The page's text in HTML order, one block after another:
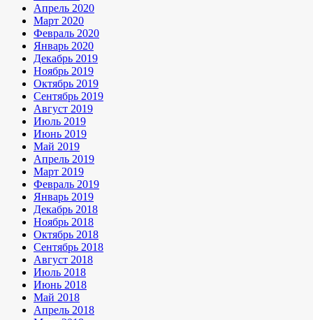
Апрель 2020
Март 2020
Февраль 2020
Январь 2020
Декабрь 2019
Ноябрь 2019
Октябрь 2019
Сентябрь 2019
Август 2019
Июль 2019
Июнь 2019
Май 2019
Апрель 2019
Март 2019
Февраль 2019
Январь 2019
Декабрь 2018
Ноябрь 2018
Октябрь 2018
Сентябрь 2018
Август 2018
Июль 2018
Июнь 2018
Май 2018
Апрель 2018